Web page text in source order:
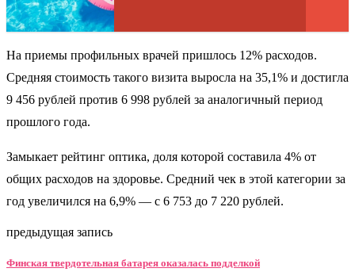
На приемы профильных врачей пришлось 12% расходов.
Средняя стоимость такого визита выросла на 35,1% и достигла
9 456 рублей против 6 998 рублей за аналогичный период
прошлого года.
Замыкает рейтинг оптика, доля которой составила 4% от
общих расходов на здоровье. Средний чек в этой категории за
год увеличился на 6,9% — с 6 753 до 7 220 рублей.
предыдущая запись
Финская твердотельная батарея оказалась подделкой